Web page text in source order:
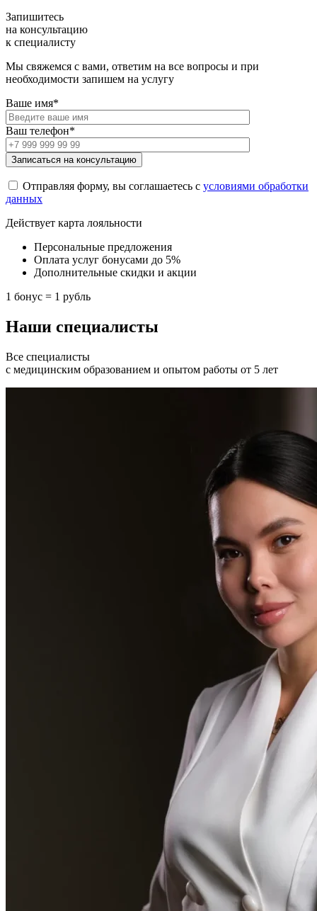
Запишитесь
на консультацию
к специалисту
Мы свяжемся с вами, ответим на все вопросы и при
необходимости запишем на услугу
Ваше имя*
Ваш телефон*
Отправляя форму, вы соглашаетесь с условиями обработки
данных
Действует карта лояльности
Персональные предложения
Оплата услуг бонусами до 5%
Дополнительные скидки и акции
1 бонус = 1 рубль
Наши специалисты
Все специалисты
с медицинским образованием и опытом работы от 5 лет